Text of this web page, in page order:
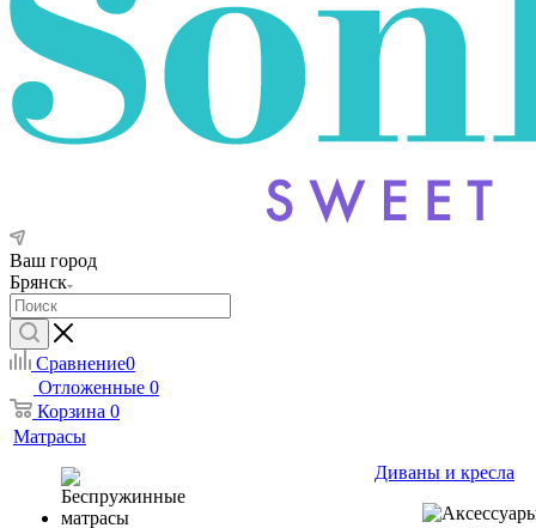
Ваш город
Брянск
Сравнение0
Отложенные 0
Корзина 0
Матрасы
Диваны и кресла